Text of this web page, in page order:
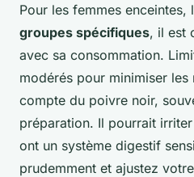
Pour les femmes enceintes,
groupes spécifiques, il est
avec sa consommation.
modérés pour minimiser les
compte du poivre noir,
préparation. Il pourrait
ont un système digestif
prudemment et ajustez